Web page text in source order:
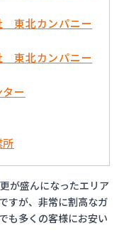
東北カンパニー
東北カンパニー
ー
営業所
営業所
が盛んになったエリア
すが、非常に割高なガ
も多くの客様にお安い